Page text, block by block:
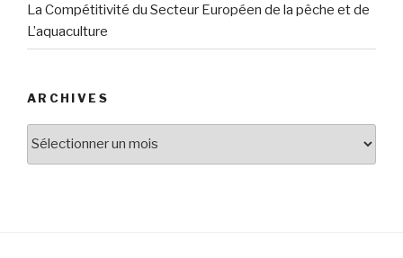
La Compétitivité du Secteur Européen de la pêche et de
L’aquaculture
ARCHIVES
Archives